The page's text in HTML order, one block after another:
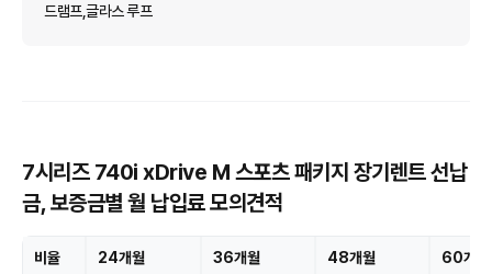
드램프,글라스 루프
7시리즈 740i xDrive M 스포츠 패키지 장기렌트 선납
금, 보증금별 월 납입료 모의견적
비율 24개월 36개월 48개월 60개월